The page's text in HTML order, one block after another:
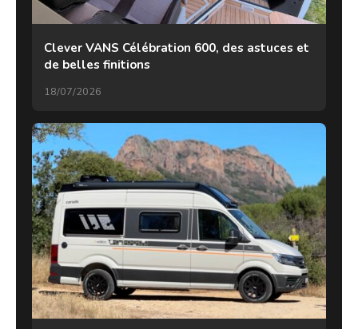
Clever VANS Célébration 600, des astuces et
de belles finitions
18/07/2026